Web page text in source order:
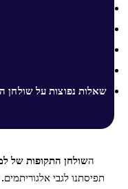
שאלות נפוצות על שולחן
השולחן התקופות של
תפיסתנו לגבי